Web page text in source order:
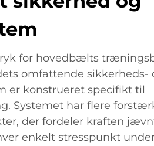
for hovedbælts
omfattende sikkerheds-
er konstrueret specifikt til
Systemet har flere
der fordeler kraften
enkelt stresspunkt